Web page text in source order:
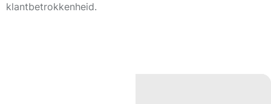
klantbetrokkenheid.